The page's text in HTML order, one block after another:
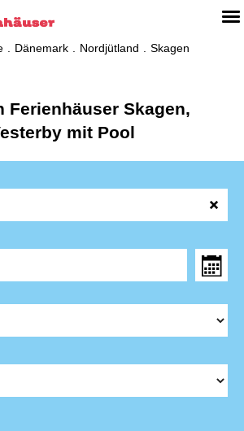
Dänemark Nordjütland
Skagen
Ferienhäuser Skagen,
mit Pool